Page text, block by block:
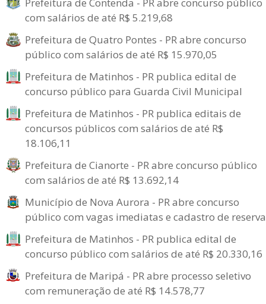
com salários de até R$ 5.219,68
Prefeitura de Quatro Pontes - PR abre concurso
público com salários de até R$ 15.970,05
Prefeitura de Matinhos - PR publica edital de
concurso público para Guarda Civil Municipal
Prefeitura de Matinhos - PR publica editais de
concursos públicos com salários de até R$
18.106,11
Prefeitura de Cianorte - PR abre concurso público
com salários de até R$ 13.692,14
Município de Nova Aurora - PR abre concurso
público com vagas imediatas e cadastro de reserva
Prefeitura de Matinhos - PR publica edital de
concurso público com salários de até R$ 20.330,16
Prefeitura de Maripá - PR abre processo seletivo
com remuneração de até R$ 14.578,77